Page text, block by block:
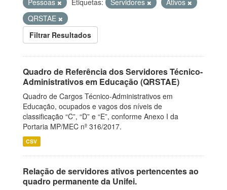
Pessoas
Etiquetas: Servidores
Ativos
QRSTAE
Filtrar Resultados
Quadro de Referência dos Servidores Técnico-
Administrativos em Educação (QRSTAE)
Quadro de Cargos Técnico-Administrativos em
Educação, ocupados e vagos dos níveis de
classificação “C”, “D” e “E”, conforme Anexo I da
Portaria MP/MEC nº 316/2017.
CSV
Relação de servidores ativos pertencentes ao
quadro permanente da Unifei.